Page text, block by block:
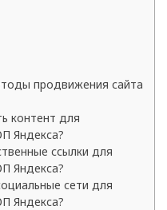
продвижения сайта
контент для
Яндекса?
ссылки для
Яндекса?
сети для
Яндекса?